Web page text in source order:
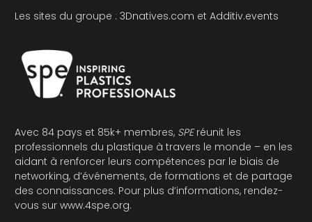
Les sites du groupe : 3Dnatives.com et Additiv.events
Avec 84 pays et 85k+ membres, SPEréunit les
professionnels du plastique à travers le monde – en les
aidant à renforcer leurs compétences par le biais de
networking, d’événements, de formations et de partage
des connaissances. Pour plus d’informations, rendez-
vous sur www.4spe.org.